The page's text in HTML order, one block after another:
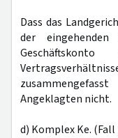
Dass das
der eingehenden
Angeklagten nicht.
d) Komplex Ke.